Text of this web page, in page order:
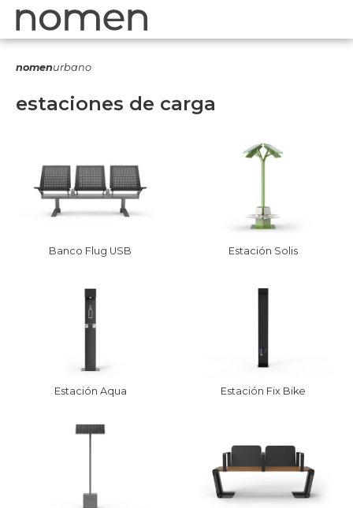
nomenurbano
estaciones de carga
Banco Flug USB Estación Solis
Estación Aqua Estación Fix Bike